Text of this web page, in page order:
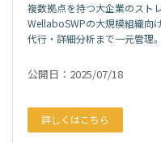
複数拠点を持つ大企業のスト
WellaboSWPの大規模組織向
代行・詳細分析まで一元管理
詳しくはこちら
公開日：2025/07/18